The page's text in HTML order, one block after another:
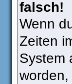
falsch!
Wenn
Zeiten
System